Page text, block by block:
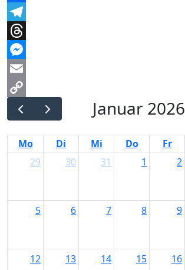
Facebook
Telegram
Threads
Messenger
Email
Copy
Januar 2026
Mo Di Mi Do Fr
29
30 31 1 2
5 6 7 8 9
12 13 14 15 16